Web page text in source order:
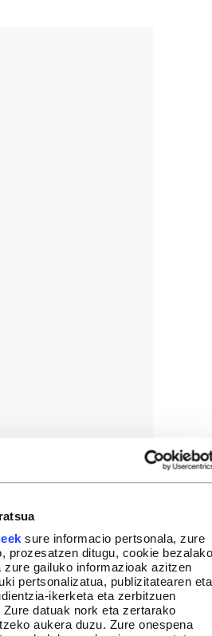
sure informacio pertsonala, zure
prozesatzen ditugu, cookie bezalako
zure gailuko informazioak azitzen
pertsonalizatua, publizitatearen eta
ikerketa eta zerbitzuen
datuak nork eta zertarako
aukera duzu. Zure onespena